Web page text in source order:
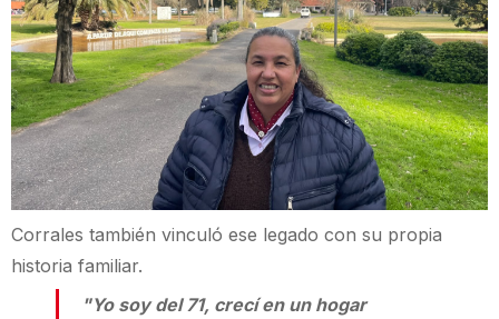
Corrales también vinculó ese legado con su propia
historia familiar.
"Yo soy del 71, crecí en un hogar